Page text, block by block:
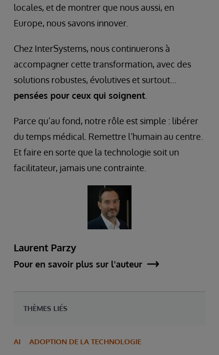
locales, et de montrer que nous aussi, en
Europe, nous savons innover.
Chez InterSystems, nous continuerons à
accompagner cette transformation, avec des
solutions robustes, évolutives et surtout…
pensées pour ceux qui soignent
Parce qu’au fond, notre rôle est simple : libérer
du temps médical. Remettre l’humain au centre.
Et faire en sorte que la technologie soit un
facilitateur, jamais une contrainte.
Laurent Parzy
Pour en savoir plus sur l'auteur
THÈMES LIÉS
AI ADOPTION DE LA TECHNOLOGIE